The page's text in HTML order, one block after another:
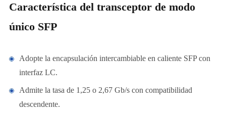
Característica del transceptor de modo
único SFP
Adopte la encapsulación intercambiable en caliente SFP con
interfaz LC.
Admite la tasa de 1,25 o 2,67 Gb/s con compatibilidad
descendente.